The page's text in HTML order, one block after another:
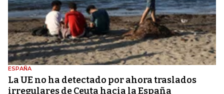
ESPAÑA
La UE no ha detectado por ahora traslados
irregulares de Ceuta hacia la España